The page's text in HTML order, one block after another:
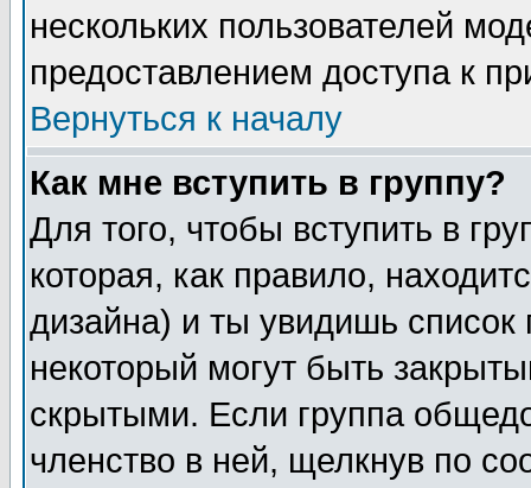
нескольких пользователей
предоставлением доступа к
Вернуться к началу
Как мне вступить в группу?
Для того, чтобы вступить в
которая, как правило,
дизайна) и ты увидишь
некоторый могут быть
скрытыми. Если группа
членство в ней, щелкнув по